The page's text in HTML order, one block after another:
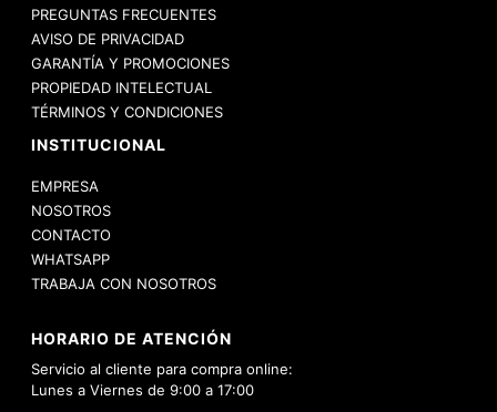
PREGUNTAS FRECUENTES
AVISO DE PRIVACIDAD
GARANTÍA Y PROMOCIONES
PROPIEDAD INTELECTUAL
TÉRMINOS Y CONDICIONES
INSTITUCIONAL
EMPRESA
NOSOTROS
CONTACTO
WHATSAPP
TRABAJA CON NOSOTROS
HORARIO DE ATENCIÓN
Servicio al cliente para compra online:
Lunes a Viernes de 9:00 a 17:00